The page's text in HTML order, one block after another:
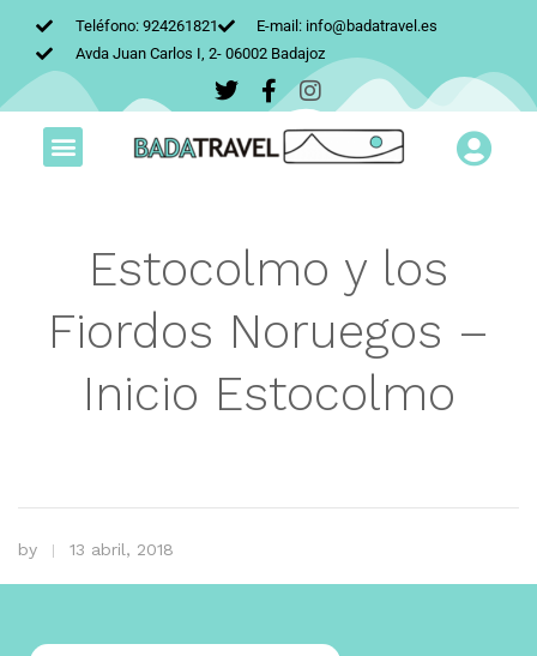
Teléfono: 924261821
E-mail: info@badatravel.es
Avda Juan Carlos I, 2- 06002 Badajoz
Estocolmo y los
Fiordos Noruegos –
Inicio Estocolmo
by 13 abril, 2018